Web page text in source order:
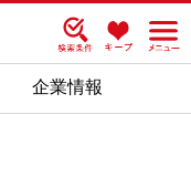
企業情報